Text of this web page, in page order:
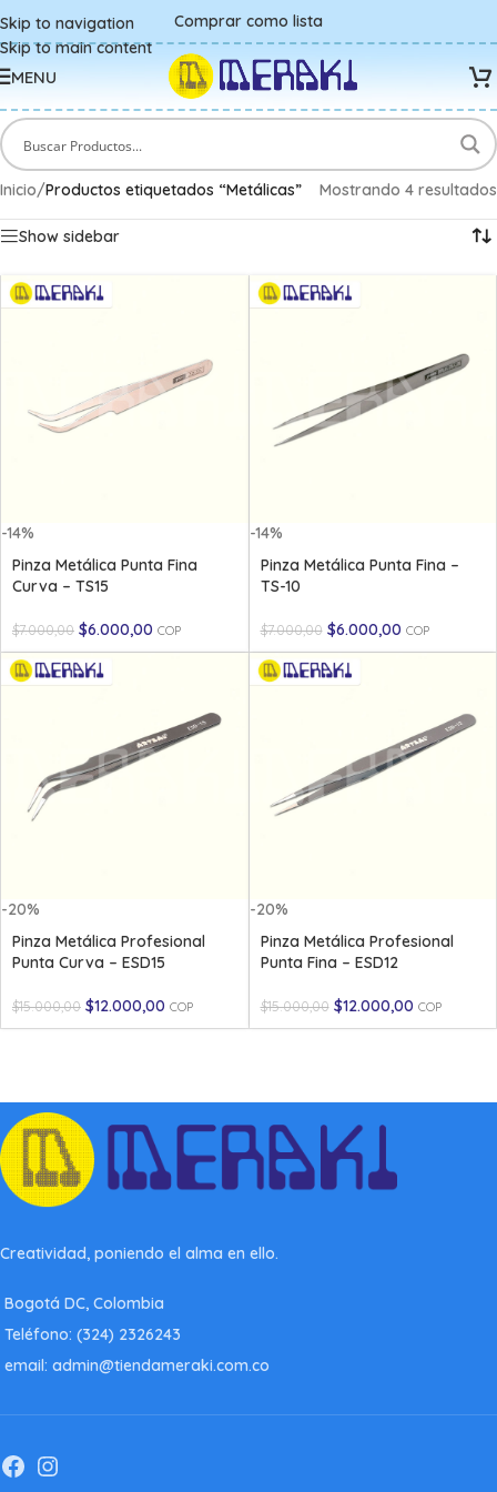
Skip to navigation
Skip to main content
Comprar como lista
MENU
Inicio/Productos etiquetados “Metálicas” Mostrando 4 resultados
Show sidebar
-14%
Pinza Metálica Punta Fina
Curva – TS15
$7.000,00 $6.000,00 COP
-14%
Pinza Metálica Punta Fina –
TS-10
$7.000,00 $6.000,00 COP
-20%
Pinza Metálica Profesional
Punta Curva – ESD15
$15.000,00 $12.000,00 COP
-20%
Pinza Metálica Profesional
Punta Fina – ESD12
$15.000,00 $12.000,00 COP
Creatividad, poniendo el alma en ello.
Bogotá DC, Colombia
Teléfono: (324) 2326243
email: admin@tiendameraki.com.co